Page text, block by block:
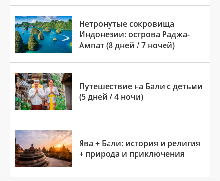
Нетронутые сокровища
Индонезии: острова Раджа-
Ампат (8 дней / 7 ночей)
Путешествие на Бали с детьми
(5 дней / 4 ночи)
Ява + Бали: история и религия
+ природа и приключения